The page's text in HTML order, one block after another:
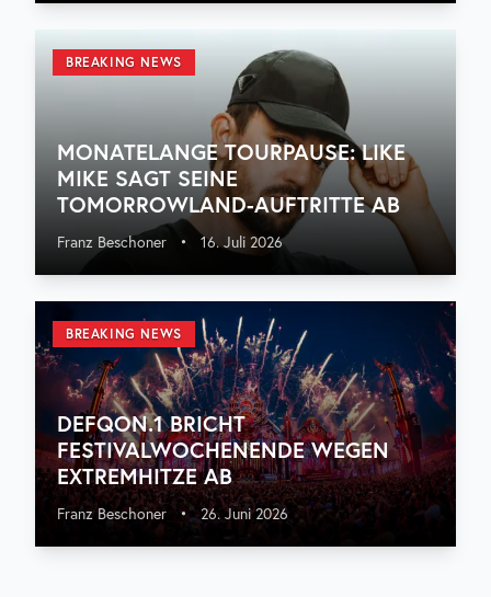
BREAKING NEWS
MONATELANGE TOURPAUSE: LIKE
MIKE SAGT SEINE
TOMORROWLAND-AUFTRITTE AB
Franz Beschoner • 16. Juli 2026
BREAKING NEWS
DEFQON.1 BRICHT
FESTIVALWOCHENENDE WEGEN
EXTREMHITZE AB
Franz Beschoner • 26. Juni 2026